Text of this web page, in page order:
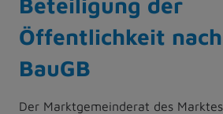
Öffentlichkeit
BauGB
Der Marktgemeinderat des